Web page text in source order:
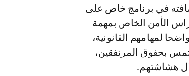
في برنامج خاص على
الأمن الخاص بمهمة
لمهامهم القانونية،
بحقوق المرتفقين،
هشاشتهم.